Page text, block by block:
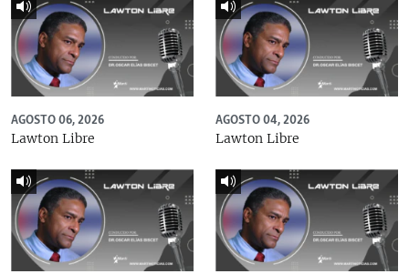
AGOSTO 06, 2026
Lawton Libre
AGOSTO 04, 2026
Lawton Libre